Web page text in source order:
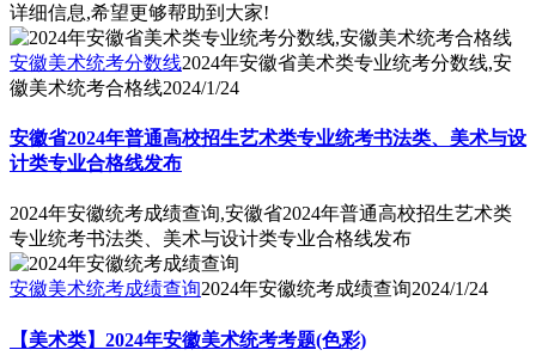
详细信息,希望更够帮助到大家!
安徽美术统考分数线2024年安徽省美术类专业统考分数线,安
徽美术统考合格线2024/1/24
安徽省2024年普通高校招生艺术类专业统考书法类、美术与设
计类专业合格线发布
2024年安徽统考成绩查询,安徽省2024年普通高校招生艺术类
专业统考书法类、美术与设计类专业合格线发布
安徽美术统考成绩查询2024年安徽统考成绩查询2024/1/24
【美术类】2024年安徽美术统考考题(色彩)